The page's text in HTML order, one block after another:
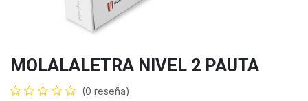
MOLALALETRA NIVEL 2 PAUTA
(0 reseña)